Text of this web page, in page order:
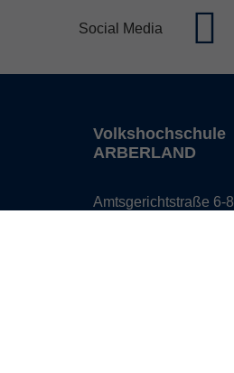
Social Media
Volkshochschule
ARBERLAND
Amtsgerichtstraße 6-8